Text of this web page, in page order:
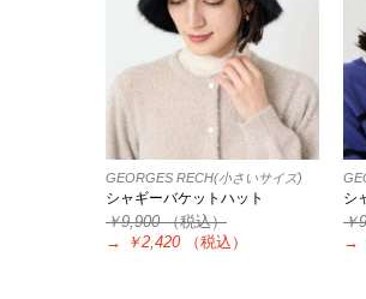
GEORGES RECH(小さいサイズ)
シャギーバケットハット
￥9,900（税込）
→
￥2,420 （税込）
シ
￥
→